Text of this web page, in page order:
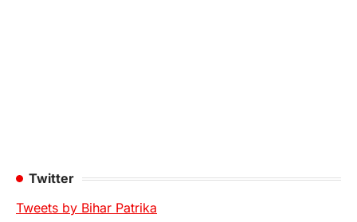
Twitter
Tweets by Bihar Patrika